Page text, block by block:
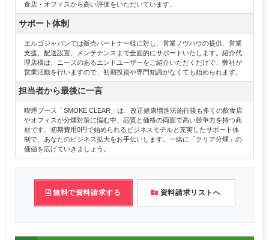
食店・オフィスから高い評価をいただいています。
サポート体制
エルゴジャパンでは販売パートナー様に対し、営業ノウハウの提供、営業
支援、配送設置、メンテナンスまで全面的にサポートいたします。紹介代
理店様は、ニーズのあるエンドユーザーをご紹介いただくだけで、弊社が
営業活動を行いますので、初期投資や専門知識がなくても始められます。
担当者から最後に一言
喫煙ブース「SMOKE CLEAR」は、改正健康増進法施行後も多くの飲食店
やオフィスが分煙対策に悩む中、品質と価格の両面で高い競争力を持つ商
材です。初期費用0円で始められるビジネスモデルと充実したサポート体
制で、あなたのビジネス拡大をお手伝いします。一緒に「クリア分煙」の
価値を広げていきましょう。
無料で資料請求する 資料請求リストへ